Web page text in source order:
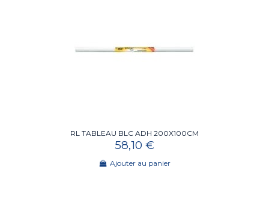
RL TABLEAU BLC ADH 200X100CM
58,10 €
Ajouter au panier